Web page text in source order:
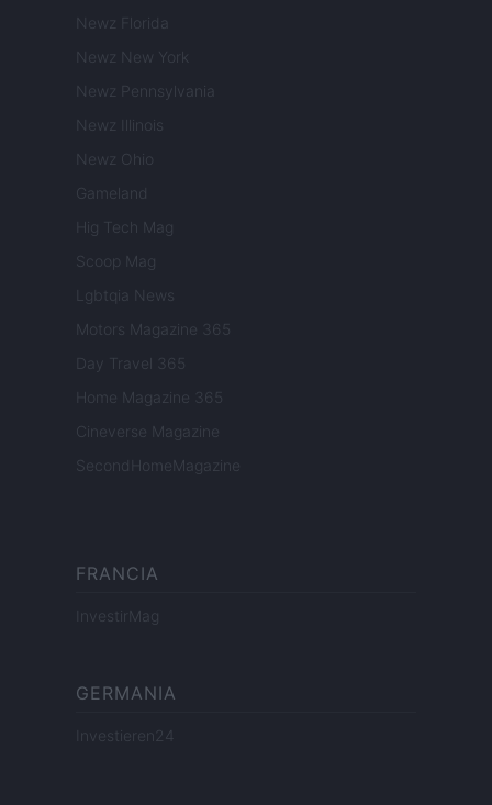
Newz Florida
Newz New York
Newz Pennsylvania
Newz Illinois
Newz Ohio
Gameland
Hig Tech Mag
Scoop Mag
Lgbtqia News
Motors Magazine 365
Day Travel 365
Home Magazine 365
Cineverse Magazine
SecondHomeMagazine
FRANCIA
InvestirMag
GERMANIA
Investieren24